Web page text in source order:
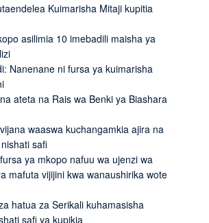
Kuimarisha Mitaji kupitia
asilimia 10 imebadili maisha ya
Nanenane ni fursa ya kuimarisha
ateta na Rais wa Benki ya Biashara
waaswa kuchangamkia ajira na
safi
ya mkopo nafuu wa ujenzi wa
mafuta vijijini kwa wanaushirika wote
hatua za Serikali kuhamasisha
safi ya kupikia